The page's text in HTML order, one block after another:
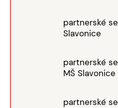
partnerské
Slavonice
partnerské
MŠ Slavonice
partnerské